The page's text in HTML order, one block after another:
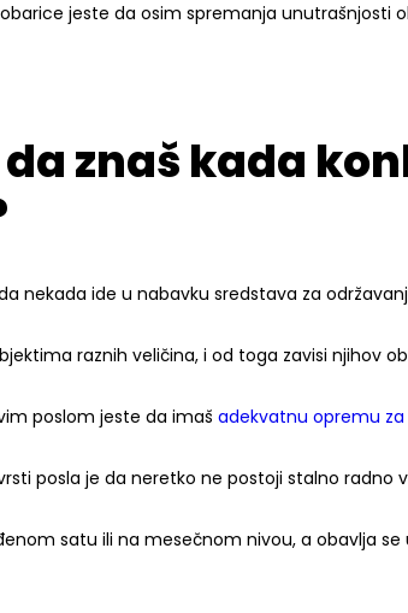
jeste da osim spremanja unutrašnjosti
znaš kada
nekada ide u nabavku sredstava za
raznih veličina, i od toga zavisi njihov
poslom jeste da imaš adekvatnu opremu za
posla je da neretko ne postoji stalno radno
satu ili na mesečnom nivou, a obavlja